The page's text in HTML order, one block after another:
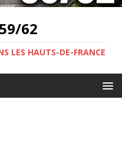
62
LES HAUTS-DE-FRANCE